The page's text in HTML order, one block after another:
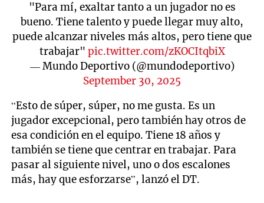
"Para mí, exaltar tanto a un jugador no es
bueno. Tiene talento y puede llegar muy alto,
puede alcanzar niveles más altos, pero tiene que
trabajar" pic.twitter.com/zKOCItqbiX
— Mundo Deportivo (@mundodeportivo)
September 30, 2025
“Esto de súper, súper, no me gusta. Es un
jugador excepcional, pero también hay otros de
esa condición en el equipo. Tiene 18 años y
también se tiene que centrar en trabajar. Para
pasar al siguiente nivel, uno o dos escalones
más, hay que esforzarse”, lanzó el DT.